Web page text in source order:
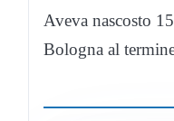
Aveva nascosto
Bologna al